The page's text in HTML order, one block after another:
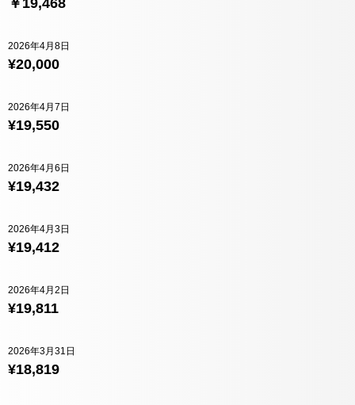
¥20,000
2026年4月8日
¥19,550
2026年4月7日
¥19,432
2026年4月6日
¥19,412
2026年4月3日
¥19,811
2026年4月2日
¥18,819
2026年3月31日